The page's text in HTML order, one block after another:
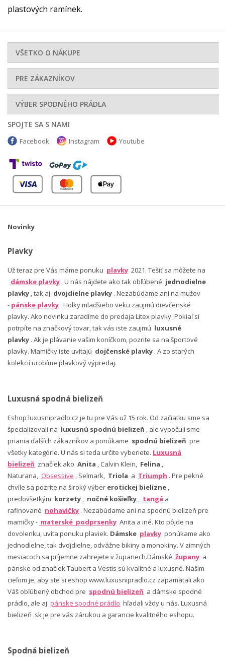
plastových ramínek.
VŠETKO O NÁKUPE
PRE ZÁKAZNÍKOV
VÝBER SPODNÉHO PRÁDLA
SPOJTE SA S NAMI
Facebook Instagram Youtube
Novinky
Plavky
Už teraz pre Vás máme ponuku plavky 2021. Tešiť sa môžete na
dámske plavky . U nás nájdete ako tak obľúbené jednodielne
plavky , tak aj dvojdielne plavky . Nezabúdame ani na mužov
- pánske plavky . Holky mladšieho veku zaujmú dievčenské
plavky. Ako novinku zaradíme do predaja Litex plavky. Pokiaľ si
potrpíte na značkový tovar, tak vás iste zaujmú luxusné
plavky . Ak je plávanie vašim koníčkom, pozrite sa na športové
plavky. Mamičky iste uvítajú dojčenské plavky . A zo starých
kolekcií urobíme plavkový výpredaj.
Luxusná spodná bielizeň
Eshop luxusnipradlo.cz je tu pre Vás už 15 rok. Od začiatku sme sa
špecializovali na luxusnú spodnú bielizeň , ale vypočuli sme
priania ďalších zákazníkov a ponúkame spodnú bielizeň pre
všetky kategórie. U nás si teda určite vyberiete. Luxusná
bielizeň značiek ako Anita , Calvin Klein, Felina ,
Naturana, Obsessive , Selmark, Triola a Triumph . Pre pekné
chvíle sa pozrite na široký výber erotickej bielizne ,
predovšetkým korzety , nočné košieľky , tangá a
rafinované nohavičky . Nezabúdame ani na spodnú bielizeň pre
mamičky - materské podprsenky Anita a iné. Kto pôjde na
dovolenku, uvíta ponuku plaviek. Dámske plavky ponúkame ako
jednodielne, tak dvojdielne, odvážne bikiny a monokiny. V zimných
mesiacoch sa príjemne zahrejete v županech.Dámské župany a
pánske od značiek Taubert a Vestis sú kvalitné a luxusné. Našim
cieľom je, aby ste si eshop www.luxusnipradlo.cz zapamätali ako
Váš obľúbený obchod pre spodnú bielizeň a dámske spodné
prádlo, ale aj pánske spodné prádlo hľadali vždy u nás. Luxusná
bielizeň .sk je pre vás zárukou a garancie kvalitného eshopu.
Spodná bielizeň